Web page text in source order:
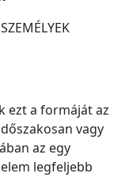
ezt a formáját az
vagy
az egy
legfeljebb